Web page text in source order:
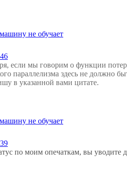
не обучает
если мы говорим о функции
параллелизма здесь не должно
в указанной вами цитате.
не обучает
по моим опечаткам, вы уводите